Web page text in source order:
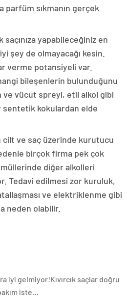
parfüm sıkmanın gerçek
saçınıza yapabileceğiniz en
şey de olmayacağı kesin.
verme potansiyeli var.
bileşenlerin bulunduğunu
vücut spreyi, etil alkol gibi
sentetik kokulardan elde
cilt ve saç üzerinde kurutucu
birçok firma pek çok
diğer alkolleri
Tedavi edilmesi zor kuruluk,
ve elektriklenme gibi
neden olabilir.
iyi gelmiyor!Kıvırcık saçlar doğru
iste…